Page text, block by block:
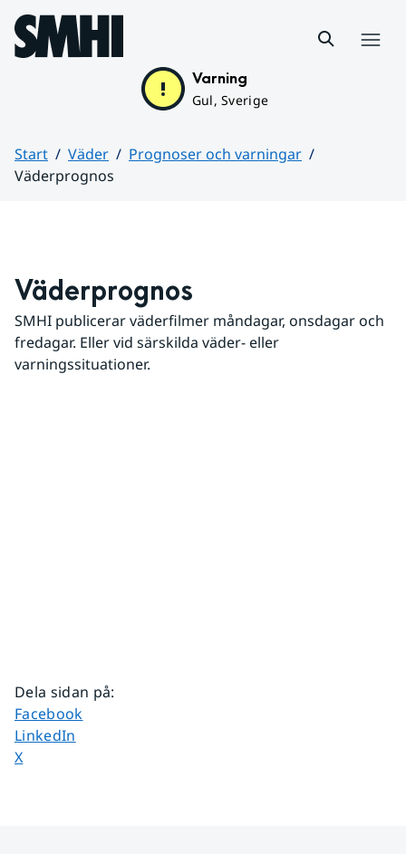
Hoppa till sidans innehåll
Varning
Gul, Sverige
Start Väder
Prognoser och varningar
Väderprognos
Väderprognos
SMHI publicerar väderfilmer måndagar, onsdagar och
fredagar. Eller vid särskilda väder- eller
varningssituationer.
Dela sidan på:
Dela sidan på
Facebook
Dela sidan på
LinkedIn
Dela sidan på
X